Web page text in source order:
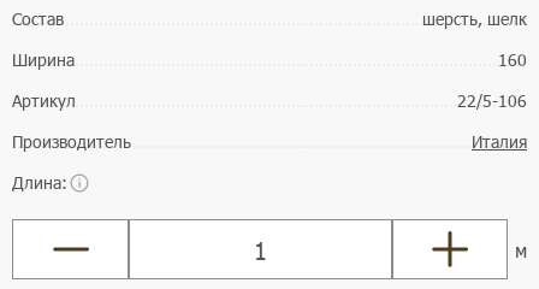
Состав
шерсть, шелк
Ширина
160
Артикул
22/5-106
Производитель
Италия
Длина:
м